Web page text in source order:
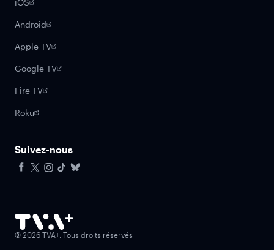
iOS
Android
Apple TV
Google TV
Fire TV
Roku
Suivez-nous
© 2026 TVA+. Tous droits réservés